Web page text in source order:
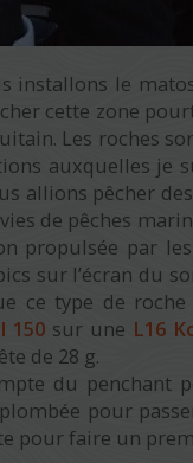
installons le
cette zone
Les roches
auxquelles je
allions pêcher
de pêches
propulsée par
sur l’écran du
ce type de
150sur une L16
de 28 g.
du penchant
pour
pour faire un